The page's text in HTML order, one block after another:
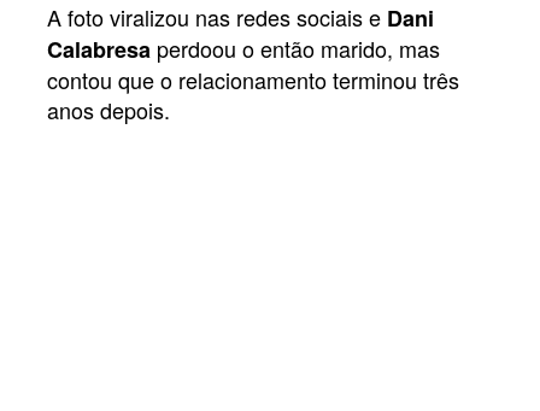
A foto viralizou nas redes sociais e Dani
Calabresa perdoou o então marido, mas
contou que o relacionamento terminou três
anos depois.